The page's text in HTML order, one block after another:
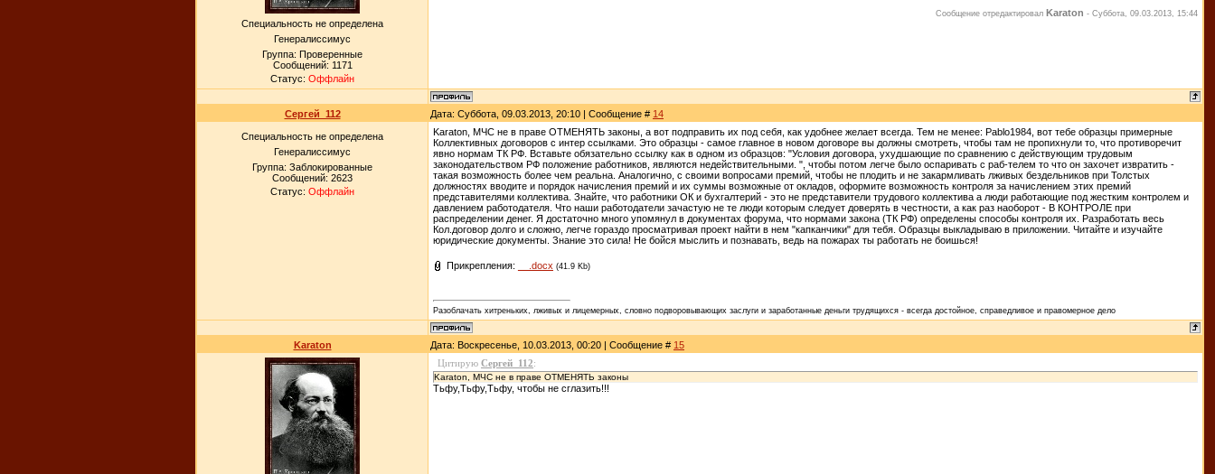
Специальность не определена
Генералиссимус
Группа: Проверенные
Сообщений: 1171
Статус: Оффлайн
Сообщение отредактировал Karaton - Суббота, 09.03.2013, 15:44
Сергей_112 Дата: Суббота, 09.03.2013, 20:10 | Сообщение # 14
Специальность не определена
Генералиссимус
Группа: Заблокированные
Сообщений: 2623
Статус: Оффлайн
Karaton, МЧС не в праве ОТМЕНЯТЬ законы, а вот подправить их под себя, как удобнее желает всегда. Тем не менее: Pablo1984, вот тебе образцы примерные
Коллективных договоров с интер ссылками. Это образцы - самое главное в новом договоре вы должны смотреть, чтобы там не пропихнули то, что противоречит
явно нормам ТК РФ. Вставьте обязательно ссылку как в одном из образцов: "Условия договора, ухудшающие по сравнению с действующим трудовым
законодательством РФ положение работников, являются недействительными. ", чтобы потом легче было оспаривать с раб-телем то что он захочет извратить -
такая возможность более чем реальна. Аналогично, с своими вопросами премий, чтобы не плодить и не закармливать лживых бездельников при Толстых
должностях вводите и порядок начисления премий и их суммы возможные от окладов, оформите возможность контроля за начислением этих премий
представителями коллектива. Знайте, что работники ОК и бухгалтерий - это не представители трудового коллектива а люди работающие под жестким контролем и
давлением работодателя. Что наши работодатели зачастую не те люди которым следует доверять в честности, а как раз наоборот - В КОНТРОЛЕ при
распределении денег. Я достаточно много упомянул в документах форума, что нормами закона (ТК РФ) определены способы контроля их. Разработать весь
Кол.договор долго и сложно, легче гораздо просматривая проект найти в нем "капканчики" для тебя. Образцы выкладываю в приложении. Читайте и изучайте
юридические документы. Знание это сила! Не бойся мыслить и познавать, ведь на пожарах ты работать не боишься!
Прикрепления: __.docx (41.9 Kb)
Разоблачать хитреньких, лживых и лицемерных, словно подворовывающих заслуги и заработанные деньги трудящихся - всегда достойное, справедливое и правомерное дело
Karaton Дата: Воскресенье, 10.03.2013, 00:20 | Сообщение # 15
Цитирую Сергей_112:
Karaton, МЧС не в праве ОТМЕНЯТЬ законы
Тьфу,Тьфу,Тьфу, чтобы не сглазить!!!